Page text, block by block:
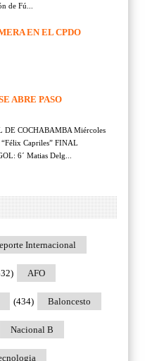
de Fú...
EN EL CPDO
ABRE PASO
DE COCHABAMBA Miércoles
Capriles” FINAL
6´ Matias Delg...
Internacional
AFO
Baloncesto
(434)
Nacional B